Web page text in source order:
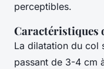
perceptibles.
Caractéristiques
La dilatation du col
passant de 3-4 cm